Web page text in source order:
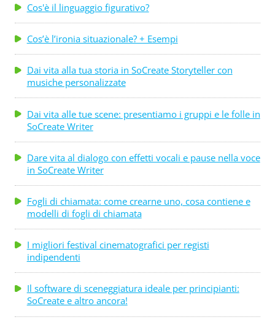
Cos'è il linguaggio figurativo?
Cos’è l’ironia situazionale? + Esempi
Dai vita alla tua storia in SoCreate Storyteller con
musiche personalizzate
Dai vita alle tue scene: presentiamo i gruppi e le folle in
SoCreate Writer
Dare vita al dialogo con effetti vocali e pause nella voce
in SoCreate Writer
Fogli di chiamata: come crearne uno, cosa contiene e
modelli di fogli di chiamata
I migliori festival cinematografici per registi
indipendenti
Il software di sceneggiatura ideale per principianti:
SoCreate e altro ancora!